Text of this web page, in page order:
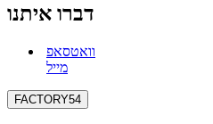
דברו איתנו
וואטסאפ
מייל
FACTORY54